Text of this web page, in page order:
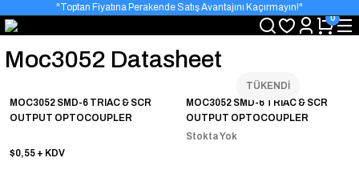
"Toptan Fiyatına Perakende Satış Avantajını Kaçırmayın!"
"Üyelere Özel: Stok Önceliği ve Proje Fiyatları."
0
Moc3052 Datasheet
MOC3052 SMD-6 TRIAC & SCR
OUTPUT OPTOCOUPLER
$0,55 + KDV
TÜKENDİ
MOC3052 SMD-6 TRIAC & SCR
OUTPUT OPTOCOUPLER
Stokta Yok